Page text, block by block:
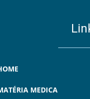
MEDICA